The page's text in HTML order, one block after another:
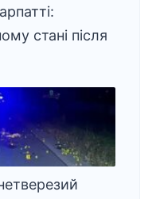
стані після